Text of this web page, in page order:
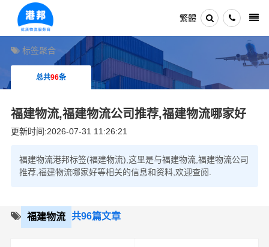
繁體
标签聚合
总共96条
福建物流,福建物流公司推荐,福建物流哪家好
更新时间:2026-07-31 11:26:21
福建物流港邦标签(福建物流),这里是与福建物流,福建物流公司
推荐,福建物流哪家好等相关的信息和资料,欢迎查阅.
福建物流 共96篇文章